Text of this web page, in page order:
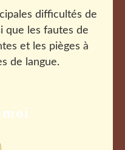
difficultés de
que les fautes de
et les pièges à
de langue.